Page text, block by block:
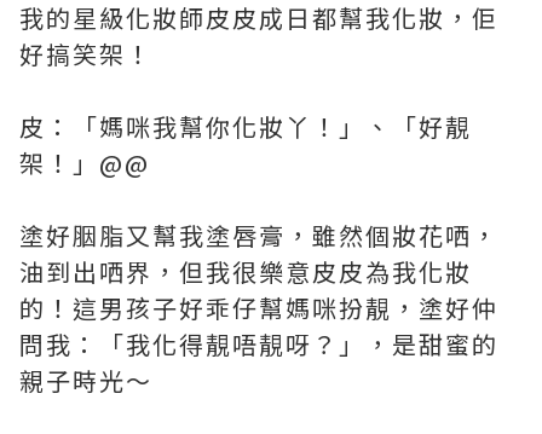
我的星級化妝師皮皮成日都幫我化妝，佢
好搞笑架！
皮：「媽咪我幫你化妝丫！」、「好靚
架！」@@
塗好胭脂又幫我塗唇膏，雖然個妝花哂，
油到出哂界，但我很樂意皮皮為我化妝
的！ 這男孩子好乖仔幫媽咪扮靚，塗好仲
問我：「我化得靚唔靚呀？」，是甜蜜的
親子時光～